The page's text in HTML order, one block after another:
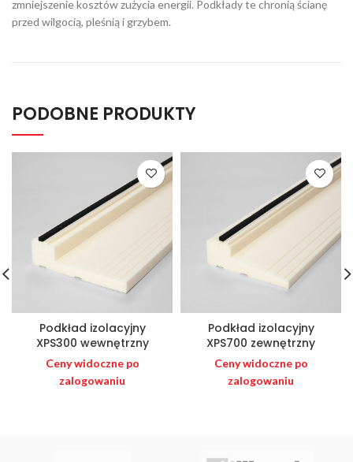
zmniejszenie kosztów zużycia energii. Podkłady te chronią ścianę
przed wilgocią, pleśnią i grzybem.
PODOBNE PRODUKTY
Podkład izolacyjny
XPS300 wewnętrzny
Ceny widoczne po
zalogowaniu
Podkład izolacyjny
XPS700 zewnętrzny
Ceny widoczne po
zalogowaniu